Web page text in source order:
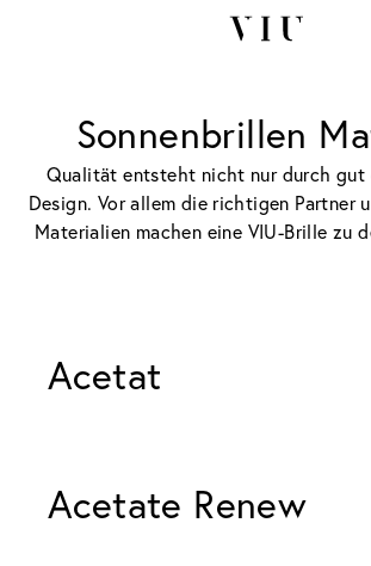
Sonnenbrillen
Qualität entsteht nicht nur durch gut
Design. Vor allem die richtigen Partner
Materialien machen eine VIU-Brille zu
Acetat
Acetate Renew